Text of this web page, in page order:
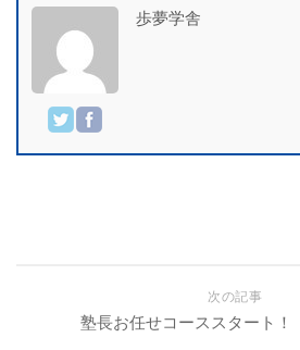
歩夢学舎
次の記事
塾長お任せコーススタート！